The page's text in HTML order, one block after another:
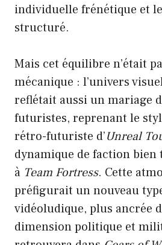
individuelle frénétique et
structuré.
Mais cet équilibre n’était
mécanique : l’univers
reflétait aussi un mariage
futuristes, reprenant le
rétro-futuriste d’Unreal
dynamique de faction
à Team Fortress. Cette
préfigurait un nouveau
vidéoludique, plus ancrée
dimension politique et